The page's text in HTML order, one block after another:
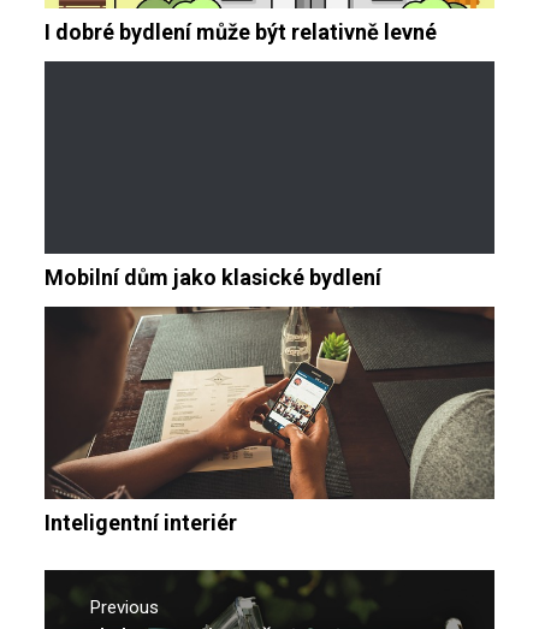
I dobré bydlení může být relativně levné
Mobilní dům jako klasické bydlení
Inteligentní interiér
Navigace
Previous